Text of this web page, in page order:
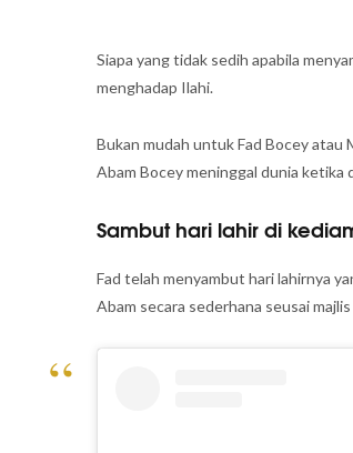
Siapa yang tidak sedih apabila
menghadap Ilahi.
Bukan mudah untuk Fad Bocey atau
Abam Bocey meninggal dunia ketika
Sambut hari lahir di
Fad telah menyambut hari lahirnya
Abam secara sederhana seusai